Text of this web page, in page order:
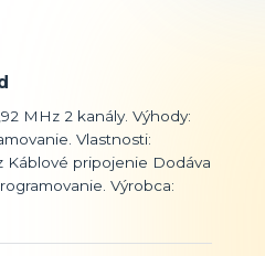
MHz 2 kanály. Výhody:
Vlastnosti:
Káblové pripojenie Dodáva
Výrobca: